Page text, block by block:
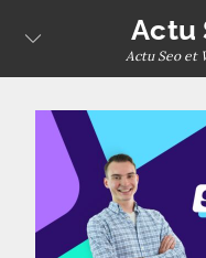
content
Actu
Actu Seo et